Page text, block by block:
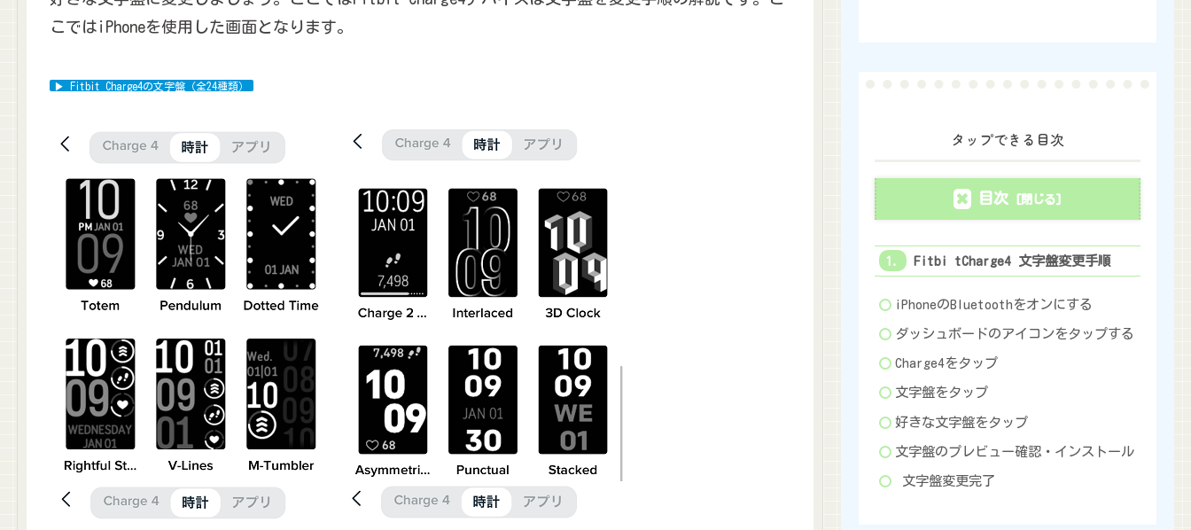
こではiPhoneを使用した画面となります。
▶ Fitbit Charge4の文字盤（全24種類）
タップできる目次
目次
Fitbi tCharge4 文字盤変更手順
iPhoneのBluetoothをオンにする
ダッシュボードのアイコンをタップする
Charge4をタップ
文字盤をタップ
好きな文字盤をタップ
文字盤のプレビュー確認・インストール
文字盤変更完了